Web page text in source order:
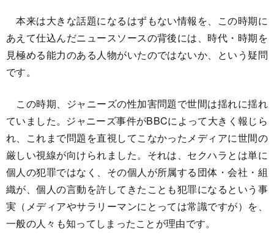
本来は大きな話題になるはずもない情報を、この時期に
あえて仕込んだニュースソースの背後には、時代・時期を
見極める能力のある人物がいたのではないか、という疑問
です。
この時期、ジャニーズの性加害問題で世間は揺れに揺れ
ていました。ジャニーズ事件がBBCによって大きく報じら
れ、これまで問題を直視してこなかったメディアに世間の
厳しい視線が向けられました。それは、セクハラとは単に
個人の犯罪ではなく、その個人が所属する団体・会社・組
織が、個人の言動を許してきたことも犯罪になるという事
実（メディアやサラリーマンにとっては常識ですが）を、
一般の人々も知ってしまったことが理由です。